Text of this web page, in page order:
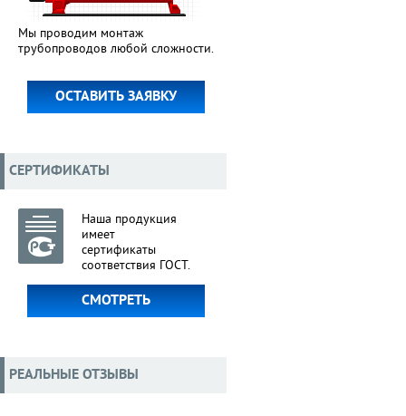
Мы проводим монтаж
трубопроводов любой сложности.
ОСТАВИТЬ ЗАЯВКУ
СЕРТИФИКАТЫ
Наша продукция
имеет
сертификаты
соответствия ГОСТ.
СМОТРЕТЬ
РЕАЛЬНЫЕ ОТЗЫВЫ